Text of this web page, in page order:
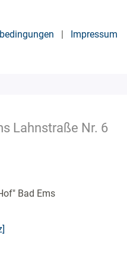
| Impressum
Lahnstraße Nr. 6
Bad Ems